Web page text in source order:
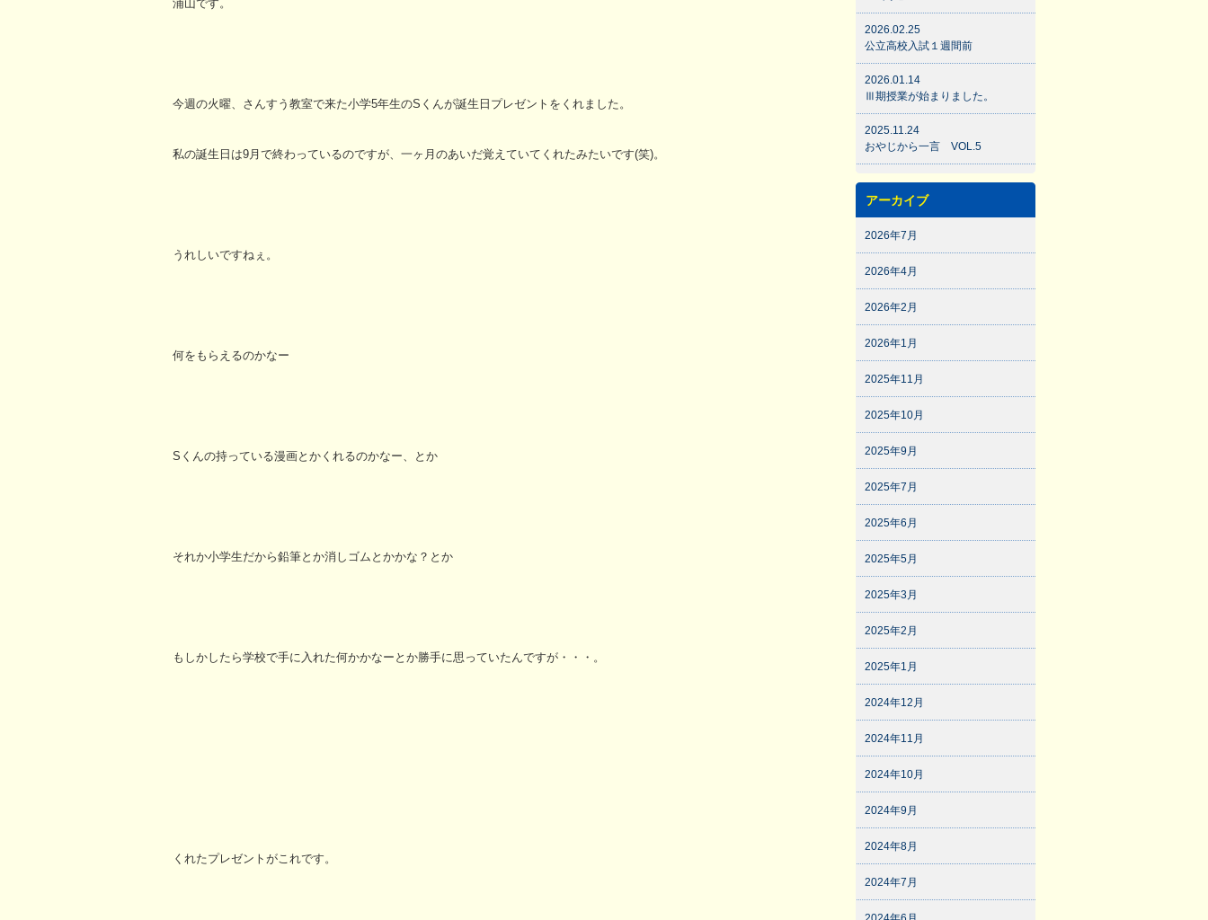
浦山です。
今週の火曜、さんすう教室で来た小学5年生のSくんが誕生日プレゼントをくれました。
私の誕生日は9月で終わっているのですが、一ヶ月のあいだ覚えていてくれたみたいです(笑)。
うれしいですねぇ。
何をもらえるのかなー
Sくんの持っている漫画とかくれるのかなー、とか
それか小学生だから鉛筆とか消しゴムとかかな？とか
もしかしたら学校で手に入れた何かかなーとか勝手に思っていたんですが・・・。
くれたプレゼントがこれです。
2026.02.25
公立高校入試１週間前
2026.01.14
Ⅲ期授業が始まりました。
2025.11.24
おやじから一言 VOL.5
アーカイブ
2026年7月
2026年4月
2026年2月
2026年1月
2025年11月
2025年10月
2025年9月
2025年7月
2025年6月
2025年5月
2025年3月
2025年2月
2025年1月
2024年12月
2024年11月
2024年10月
2024年9月
2024年8月
2024年7月